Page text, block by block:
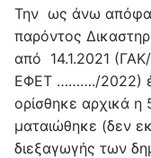
Την ως άνω
παρόντος
από 14.1.2021
ΕΦΕΤ ………./2022)
ορίσθηκε αρχικά η
ματαιώθηκε (δεν
διεξαγωγής των